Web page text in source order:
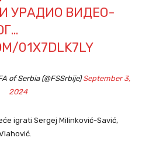
УРАДИО ВИДЕО-
01X7DLK7LY
of Serbia (@FSSrbije)September 3,
2024
igrati Sergej Milinković-Savić,